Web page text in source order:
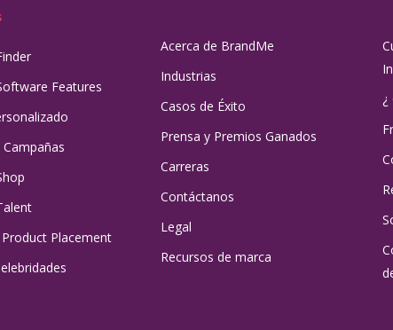
Features
Placement
Acerca de BrandMe
Industrias
Casos de Éxito
Prensa y Premios Ganados
Carreras
Contáctanos
Legal
Recursos de marca
¿